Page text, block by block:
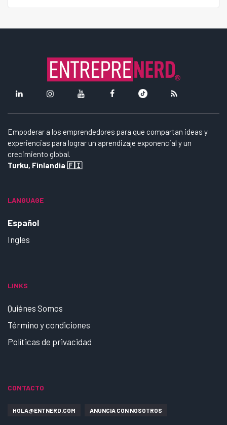
Empoderar a los emprendedores para que compartan ideas y
experiencias para lograr un aprendizaje exponencial y un
crecimiento global.
Turku, Finlandia 🇫🇮
LANGUAGE
Español
Ingles
LINKS
Quiénes Somos
Término y condiciones
Políticas de privacidad
CONTACTO
HOLA@ENTNERD.COM ANUNCIA CON NOSOTROS